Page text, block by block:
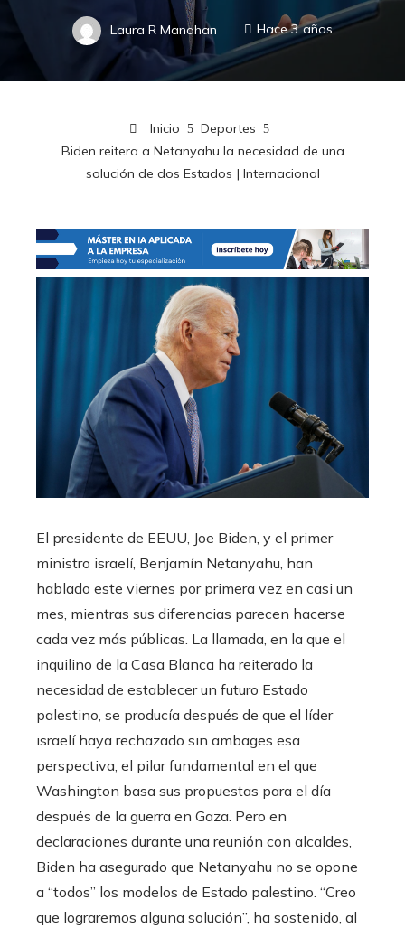
Laura R Manahan Hace 3 años
Inicio
Deportes
Biden reitera a Netanyahu la necesidad de una
solución de dos Estados | Internacional
El presidente de EEUU, Joe Biden, y el primer
ministro israelí, Benjamín Netanyahu, han
hablado este viernes por primera vez en casi un
mes, mientras sus diferencias parecen hacerse
cada vez más públicas. La llamada, en la que el
inquilino de la Casa Blanca ha reiterado la
necesidad de establecer un futuro Estado
palestino, se producía después de que el líder
israelí haya rechazado sin ambages esa
perspectiva, el pilar fundamental en el que
Washington basa sus propuestas para el día
después de la guerra en Gaza. Pero en
declaraciones durante una reunión con alcaldes,
Biden ha asegurado que Netanyahu no se opone
a “todos” los modelos de Estado palestino. “Creo
que lograremos alguna solución”, ha sostenido, al